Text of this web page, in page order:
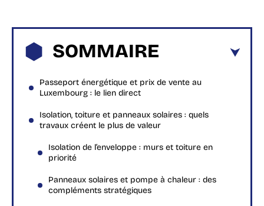
SOMMAIRE
Passeport énergétique et prix de vente au
Luxembourg : le lien direct
Isolation, toiture et panneaux solaires : quels
travaux créent le plus de valeur
Isolation de l’enveloppe : murs et toiture en
priorité
Panneaux solaires et pompe à chaleur : des
compléments stratégiques